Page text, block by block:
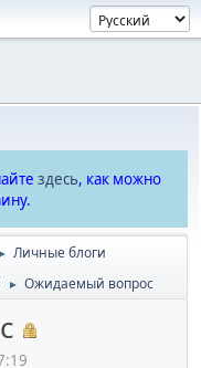
здесь, как можно
► Личные блоги
► Ожидаемый вопрос